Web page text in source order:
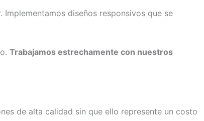
diseños responsivos que se
Trabajamos estrechamente con nuestros
de alta calidad sin que ello represente un costo